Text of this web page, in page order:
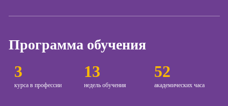
Курсы
контекстной
рекламы
3
курса в профессии
13
недель обучения
52
академических часа
Программа обучения